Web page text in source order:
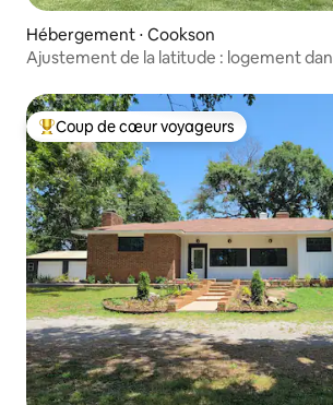
Hébergement ⋅ Cookson
Ajustement de la latitude : logement
Coups de cœur voyageurs les plus
Coup de cœur voyageurs